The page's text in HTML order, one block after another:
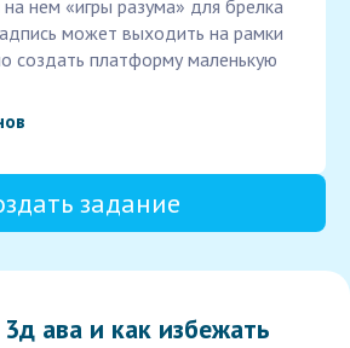
нем «игры разума» для брелка
может выходить на рамки
создать платформу маленькую
задание
ава и как избежать